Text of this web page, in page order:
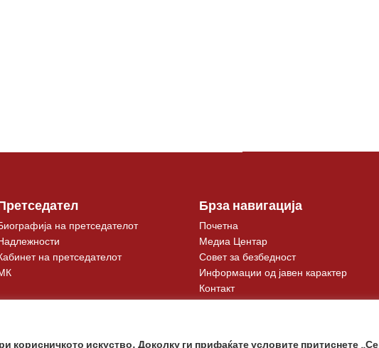
корисничкото искуство. Доколку ги прифаќате условите притиснете „Се
на претседателот
на претседателот
Брза навигација
Почетна
Медиа Центар
Совет за безбедност
Информации од јавен карактер
Контакт